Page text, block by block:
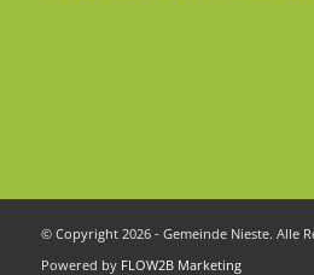
© Copyright 2026 - Gemeinde Nieste. Alle
Powered by FLOW2B Marketing